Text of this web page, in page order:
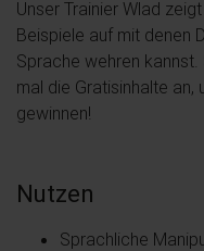
Unser Trainier Wlad
Beispiele auf mit denen
Sprache wehren kannst.
mal die Gratisinhalte an,
gewinnen!
Nutzen
Sprachliche